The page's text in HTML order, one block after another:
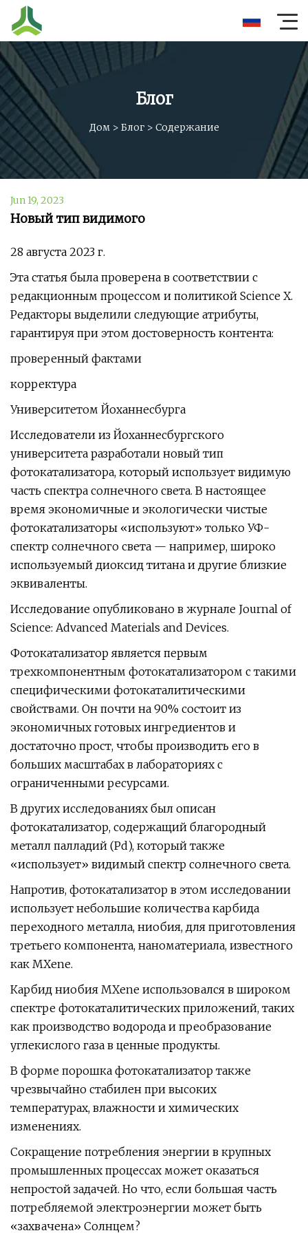
Блог
Дом > Блог> Содержание
Jun 19, 2023
Новый тип видимого
28 августа 2023 г.
Эта статья была проверена в соответствии с
редакционным процессом и политикой Science X.
Редакторы выделили следующие атрибуты,
гарантируя при этом достоверность контента:
проверенный фактами
корректура
Университетом Йоханнесбурга
Исследователи из Йоханнесбургского
университета разработали новый тип
фотокатализатора, который использует видимую
часть спектра солнечного света. В настоящее
время экономичные и экологически чистые
фотокатализаторы «используют» только УФ-
спектр солнечного света — например, широко
используемый диоксид титана и другие близкие
эквиваленты.
Исследование опубликовано в журнале Journal of
Science: Advanced Materials and Devices.
Фотокатализатор является первым
трехкомпонентным фотокатализатором с такими
специфическими фотокаталитическими
свойствами. Он почти на 90% состоит из
экономичных готовых ингредиентов и
достаточно прост, чтобы производить его в
больших масштабах в лабораториях с
ограниченными ресурсами.
В других исследованиях был описан
фотокатализатор, содержащий благородный
металл палладий (Pd), который также
«использует» видимый спектр солнечного света.
Напротив, фотокатализатор в этом исследовании
использует небольшие количества карбида
переходного металла, ниобия, для приготовления
третьего компонента, наноматериала, известного
как MXene.
Карбид ниобия MXene использовался в широком
спектре фотокаталитических приложений, таких
как производство водорода и преобразование
углекислого газа в ценные продукты.
В форме порошка фотокатализатор также
чрезвычайно стабилен при высоких
температурах, влажности и химических
изменениях.
Сокращение потребления энергии в крупных
промышленных процессах может оказаться
непростой задачей. Но что, если большая часть
потребляемой электроэнергии может быть
«захвачена» Солнцем?